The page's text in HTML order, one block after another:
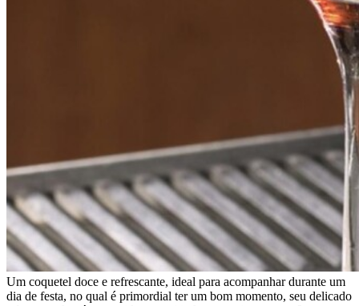
Um coquetel doce e refrescante, ideal para acompanhar durante um
dia de festa, no qual é primordial ter um bom momento, seu delicado